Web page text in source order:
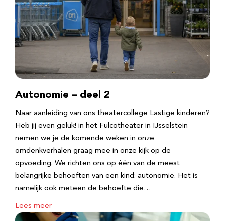
Autonomie – deel 2
Naar aanleiding van ons theatercollege Lastige kinderen?
Heb jij even geluk! in het Fulcotheater in IJsselstein
nemen we je de komende weken in onze
omdenkverhalen graag mee in onze kijk op de
opvoeding. We richten ons op één van de meest
belangrijke behoeften van een kind: autonomie. Het is
namelijk ook meteen de behoefte die…
Lees meer